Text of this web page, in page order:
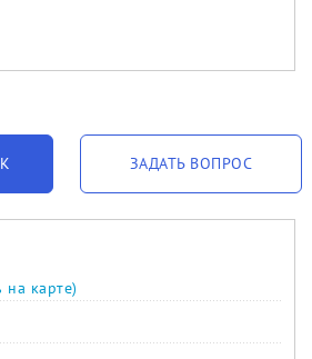
ЗАДАТЬ ВОПРОС
на карте)